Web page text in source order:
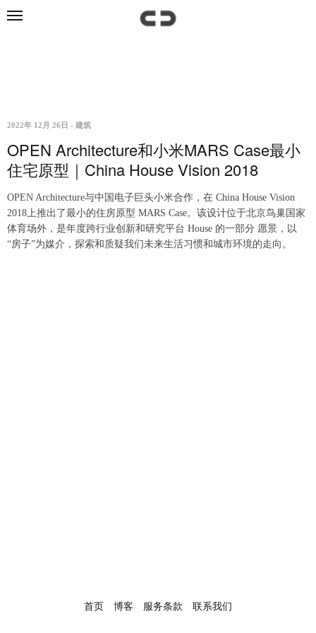
2022年 12月 26日 - 建筑
OPEN Architecture和小米MARS Case最小
住宅原型｜China House Vision 2018
OPEN Architecture与中国电子巨头小米合作，在 China House Vision
2018上推出了最小的住房原型 MARS Case。该设计位于北京鸟巢国家
体育场外，是年度跨行业创新和研究平台 House 的一部分 愿景，以
“房子”为媒介，探索和质疑我们未来生活习惯和城市环境的走向。
首页 博客 服务条款 联系我们